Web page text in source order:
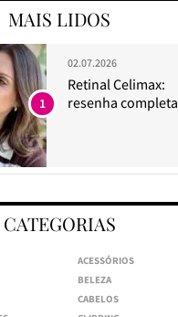
MAIS LIDOS
02.07.2026
Retinal Celimax:
resenha completa
1
CATEGORIAS
ACESSÓRIOS
BELEZA
CABELOS